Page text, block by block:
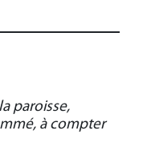
paroisse,
à compter